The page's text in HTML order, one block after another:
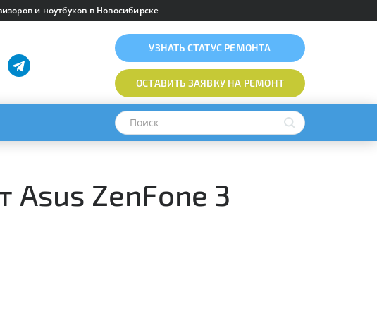
и ноутбуков в Новосибирске
УЗНАТЬ СТАТУС РЕМОНТА
ОСТАВИТЬ ЗАЯВКУНА РЕМОНТ
Asus ZenFone 3